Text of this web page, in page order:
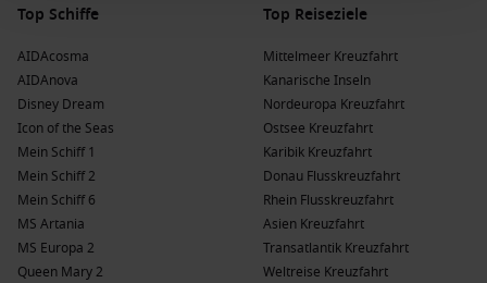
genießen Sie die Aussicht auf das Wasser.
die charmante Altstadt.
Mgarr, Malta
: Ein malerisches Dorf, das oft von
Kreuzfahrten angesteuert wird.
Top-Aktivitäten: Besuchen Sie die Korkirk Cathedral und
erkunden Sie die Umgebung mit schönen Stränden und
Wanderwegen.
Top Schiffe
AIDAcosma
AIDAnova
Disney Dream
Icon of the Seas
Mein Schiff 1
Mein Schiff 2
Mein Schiff 6
MS Artania
MS Europa 2
Queen Mary 2
Top Reiseziele
Mittelmeer Kreuzfahrt
Kanarische Inseln
Nordeuropa Kreuzfahrt
Ostsee Kreuzfahrt
Karibik Kreuzfahrt
Donau Flusskreuzfahrt
Rhein Flusskreuzfahrt
Asien Kreuzfahrt
Transatlantik Kreuzfahrt
Weltreise Kreuzfahrt